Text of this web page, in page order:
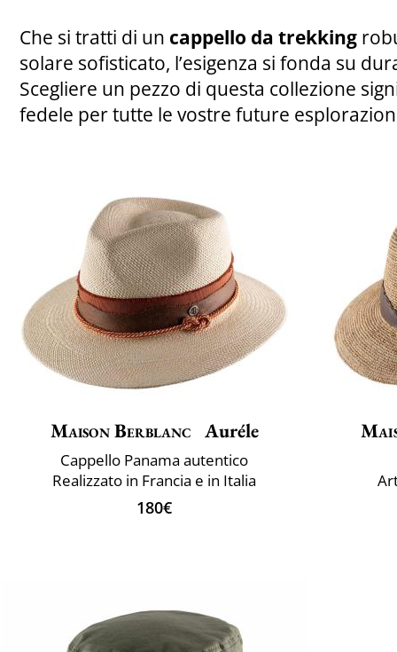
Che si tratti di un cappello da trekking
solare sofisticato, l’esigenza si fonda su
Scegliere un pezzo di questa collezione
fedele per tutte le vostre future
Maison Berblanc Auréle
Cappello Panama autentico
Realizzato in Francia e in Italia
180€